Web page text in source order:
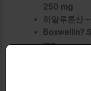
250 mg
히알루론산
Boswellin?
mg